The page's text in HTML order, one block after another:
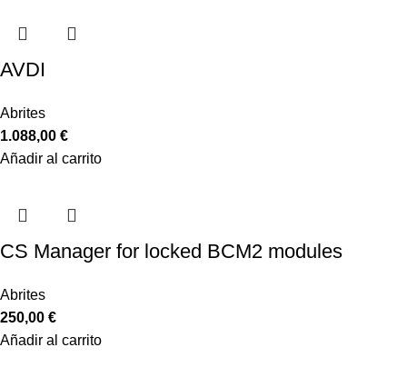
AVDI
Abrites
1.088,00 €
Añadir al carrito
CS Manager for locked BCM2 modules
Abrites
250,00 €
Añadir al carrito